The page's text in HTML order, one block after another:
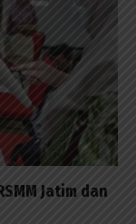
Jatim dan